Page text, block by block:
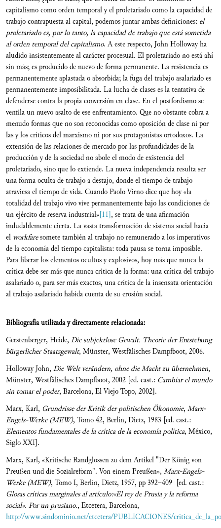
capitalismo como orden temporal y el proletariado como la capacidad de
trabajo contrapuesta al capital, podemos juntar ambas definiciones: el
proletariado es, por lo tanto, la capacidad de trabajo que está sometida
al orden temporal del capitalismo. A este respecto, John Holloway ha
aludido insistentemente al carácter procesual. El proletariado no está ahí
sin más; es producido de nuevo de forma permanente. La resistencia es
permanentemente aplastada o absorbida; la fuga del trabajo asalariado es
permanentemente imposibilitada. La lucha de clases es la tentativa de
defenderse contra la propia conversión en clase. En el postfordismo se
ventila un nuevo asalto de ese enfrentamiento. Que no obstante cobra a
menudo formas que no son reconocidas como oposición de clase ni por
las y los críticos del marxismo ni por sus protagonistas ortodoxos. La
extensión de las relaciones de mercado por las profundidades de la
producción y de la sociedad no abole el modo de existencia del
proletariado, sino que lo extiende. La nueva independencia resulta ser
una forma oculta de trabajo a destajo, donde el tiempo de trabajo
atraviesa el tiempo de vida. Cuando Paolo Virno dice que hoy «la
totalidad del trabajo vivo vive permanentemente bajo las condiciones de
un ejército de reserva industrial»[11], se trata de una afirmación
indudablemente cierta. La vasta transformación de sistema social hacia
el workfaresomete también al trabajo no remunerado a los imperativos
de la economía del tiempo capitalista: toda pausa se torna imposible.
Para liberar los elementos ocultos y explosivos, hoy más que nunca la
crítica debe ser más que nunca crítica de la forma: una crítica del trabajo
asalariado o, para ser más exactos, una crítica de la insensata orientación
al trabajo asalariado habida cuenta de su erosión social.
Bibliografía utilizada y directamente relacionada:
Gerstenberger, Heide, Die subjektlose Gewalt. Theorie der Entstehung
bürgerlicher Staatsgewalt, Münster, Westfälisches Dampfboot, 2006.
Holloway John, Die Welt verändern, ohne die Macht zu übernehmen,
Münster, Westfälisches Dampfboot, 2002 [ed. cast.: Cambiar el mundo
sin tomar el poder, Barcelona, El Viejo Topo, 2002].
Marx, Karl, Grundrisse der Kritik der politischen Ökonomie, Marx-
Engels-Werke (MEW), Tomo 42, Berlín, Dietz, 1983 [ed. cast.:
Elementos fundamentales de la crítica de la economía política, México,
Siglo XXI].
Marx, Karl, «Kritische Randglossen zu dem Artikel "Der König von
Preußen und die Sozialreform". Von einem Preußen», Marx-Engels-
Werke (MEW), Tomo I, Berlín, Dietz, 1957, pp 392–409 [ed. cast.:
Glosas críticas marginales al artículo:«El rey de Prusia y la reforma
social». Por un prusiano., Etcetera, Barcelona,
http://www.sindominio.net/etcetera/PUBLICACIONES/